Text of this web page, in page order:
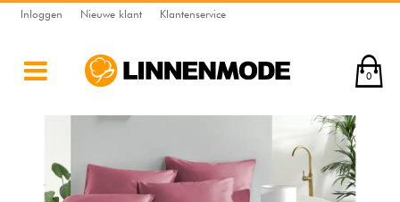
Inloggen Nieuwe klant Klantenservice
0